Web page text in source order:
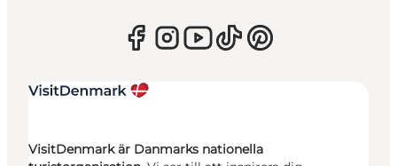
VisitDenmark är Danmarks nationella